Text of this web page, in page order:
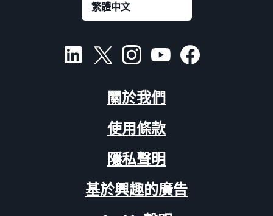
關於我們
使用條款
隱私聲明
基於興趣的廣告